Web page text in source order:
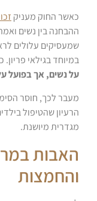
כאשר החוק מעניק
ההבחנה בין נשים
שמעסיקים עלולים
במיוחד בגילאי
על נשים, אך בפועל
מעבר לכך, חוסר
הרעיון שהטיפול
מגדרית מיושנת.
האבות
והחמצות